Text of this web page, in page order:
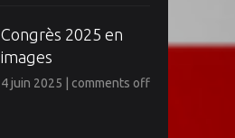
Congrès 2025 en
images
4 juin 2025 comments off